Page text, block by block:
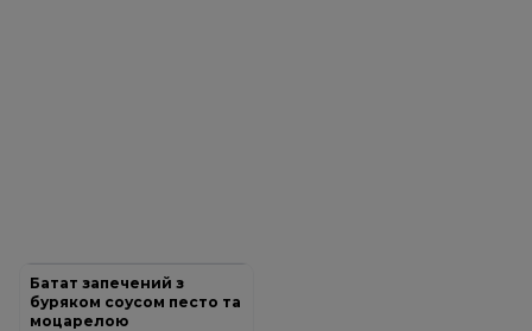
Батат запечений з
буряком соусом песто та
моцарелою